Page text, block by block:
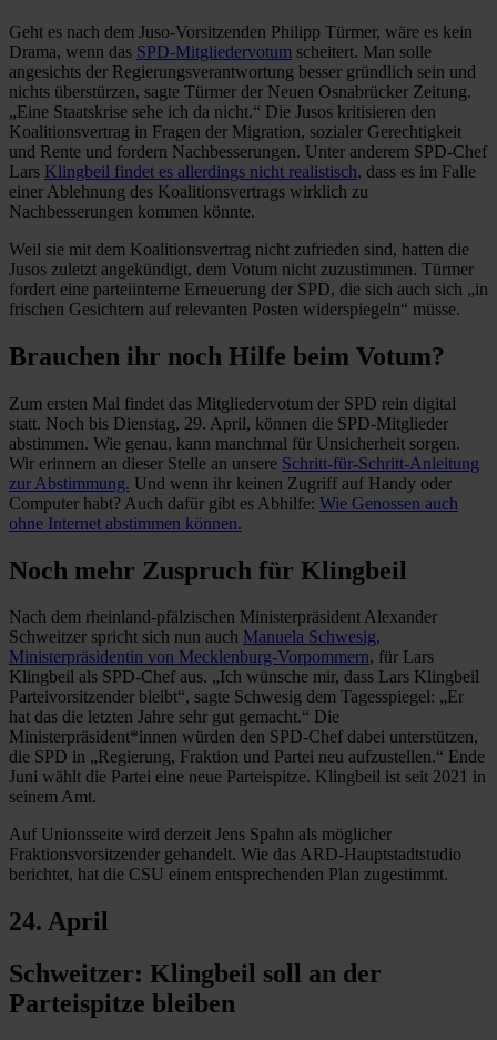
Geht es nach dem Juso-Vorsitzenden Philipp Türmer, wäre es kein
Drama, wenn das SPD-Mitgliedervotum scheitert. Man solle
angesichts der Regierungsverantwortung besser gründlich sein und
nichts überstürzen, sagte Türmer der Neuen Osnabrücker Zeitung.
„Eine Staatskrise sehe ich da nicht.“ Die Jusos kritisieren den
Koalitionsvertrag in Fragen der Migration, sozialer Gerechtigkeit
und Rente und fordern Nachbesserungen. Unter anderem SPD-Chef
Lars Klingbeil findet es allerdings nicht realistisch, dass es im Falle
einer Ablehnung des Koalitionsvertrags wirklich zu
Nachbesserungen kommen könnte.
Weil sie mit dem Koalitionsvertrag nicht zufrieden sind, hatten die
Jusos zuletzt angekündigt, dem Votum nicht zuzustimmen. Türmer
fordert eine parteiinterne Erneuerung der SPD, die sich auch sich „in
frischen Gesichtern auf relevanten Posten widerspiegeln“ müsse.
Brauchen ihr noch Hilfe beim Votum?
Zum ersten Mal findet das Mitgliedervotum der SPD rein digital
statt. Noch bis Dienstag, 29. April, können die SPD-Mitglieder
abstimmen. Wie genau, kann manchmal für Unsicherheit sorgen.
Wir erinnern an dieser Stelle an unsere Schritt-für-Schritt-Anleitung
zur Abstimmung. Und wenn ihr keinen Zugriff auf Handy oder
Computer habt? Auch dafür gibt es Abhilfe: Wie Genossen auch
ohne Internet abstimmen können.
Noch mehr Zuspruch für Klingbeil
Nach dem rheinland-pfälzischen Ministerpräsident Alexander
Schweitzer spricht sich nun auch Manuela Schwesig,
Ministerpräsidentin von Mecklenburg-Vorpommern, für Lars
Klingbeil als SPD-Chef aus. „Ich wünsche mir, dass Lars Klingbeil
Parteivorsitzender bleibt“, sagte Schwesig dem Tagesspiegel: „Er
hat das die letzten Jahre sehr gut gemacht.“ Die
Ministerpräsident*innen würden den SPD-Chef dabei unterstützen,
die SPD in „Regierung, Fraktion und Partei neu aufzustellen.“ Ende
Juni wählt die Partei eine neue Parteispitze. Klingbeil ist seit 2021 in
seinem Amt.
Auf Unionsseite wird derzeit Jens Spahn als möglicher
Fraktionsvorsitzender gehandelt. Wie das ARD-Hauptstadtstudio
berichtet, hat die CSU einem entsprechenden Plan zugestimmt.
24. April
Schweitzer: Klingbeil soll an der
Parteispitze bleiben